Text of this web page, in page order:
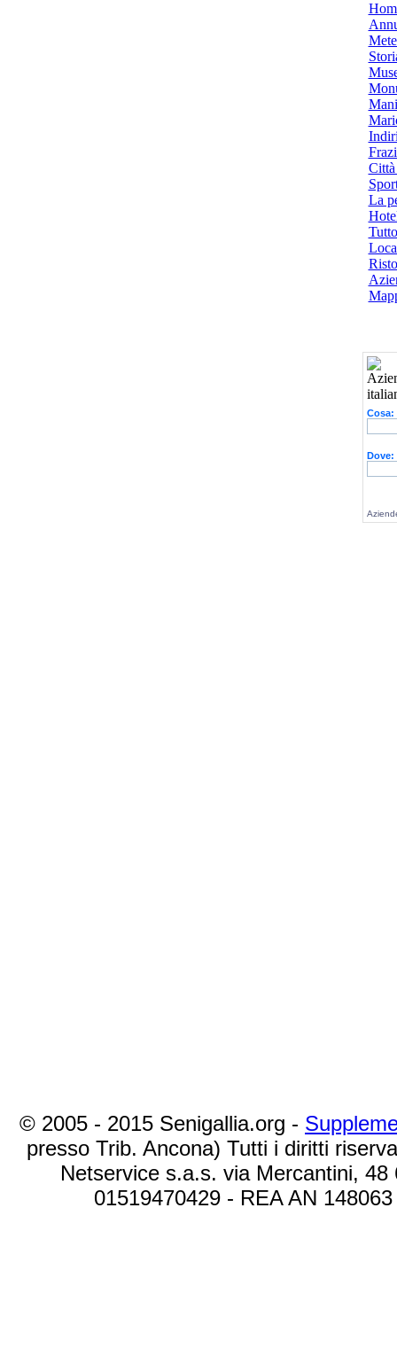
Città
La
Cosa:
Dove:
© 2005 - 2015 Senigallia.org -
presso Trib. Ancona) Tutti i diritti
Netservice s.a.s. via Mercantini,
01519470429 - REA AN